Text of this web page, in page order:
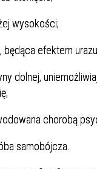
wysokości;
będąca efektem
dolnej,
chorobą
samobójcza.